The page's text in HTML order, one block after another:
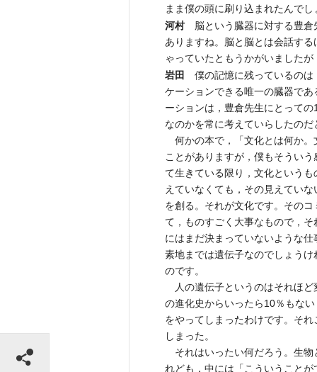
まま僕の頭に刷り込まれたんで
河村脳という臓器に対する豊倉
ありますね。脳と脳とは会話す
ゃっていたともうかがいました
岩田 僕の記憶に残っているのは
ケーションできる唯一の臓器で
ーションは，豊倉先生にとって
なのかを常に考えていらしたのだ
何かの本で，「文化とは何か。
ことがありますが，僕もそうい
て生きている限り，文化という
えていなくても，その見えてい
を創る。それが文化です。その
て，ものすごく大事なもので，
にはまだ決まっていないような
素地までは遺伝子なのでしょう
のです。
人の遺伝子というのはそれほど
の進化史からいったら10％もな
をやってしまったわけです。そ
しまった。
それはいったい何だろう。生物
れども，中には「こういうこと